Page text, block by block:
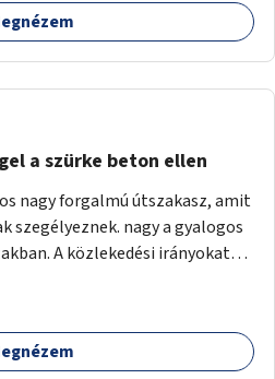
a szürke beton ellen
nagy forgalmú útszakasz, amit
szegélyeznek. nagy a gyalogos
A közlekedési irányokat
esetleg
ami végfut mind az 500m-en.